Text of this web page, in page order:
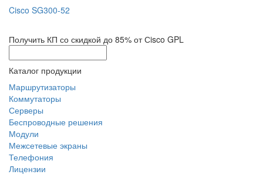
Cisco SG300-52
Получить КП со скидкой до 85% от Сisco GPL
Каталог продукции
Маршрутизаторы
Коммутаторы
Серверы
Беспроводные решения
Модули
Межсетевые экраны
Телефония
Лицензии